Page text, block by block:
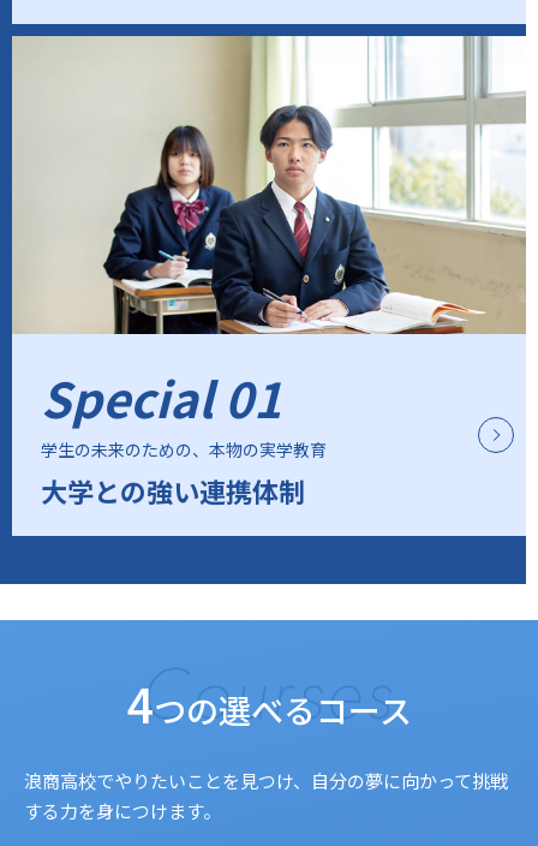
Special 01
学生の未来のための、本物の実学教育
大学との強い連携体制
Courses
4つの選べるコース
浪商高校でやりたいことを見つけ、自分の夢に向かって挑戦
する力を身につけます。